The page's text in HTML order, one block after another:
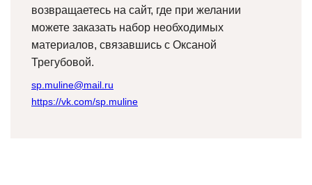
возвращаетесь на сайт, где при желании
можете заказать набор необходимых
материалов, связавшись с Оксаной
Трегубовой.
sp.muline@mail.ru
https://vk.com/sp.muline